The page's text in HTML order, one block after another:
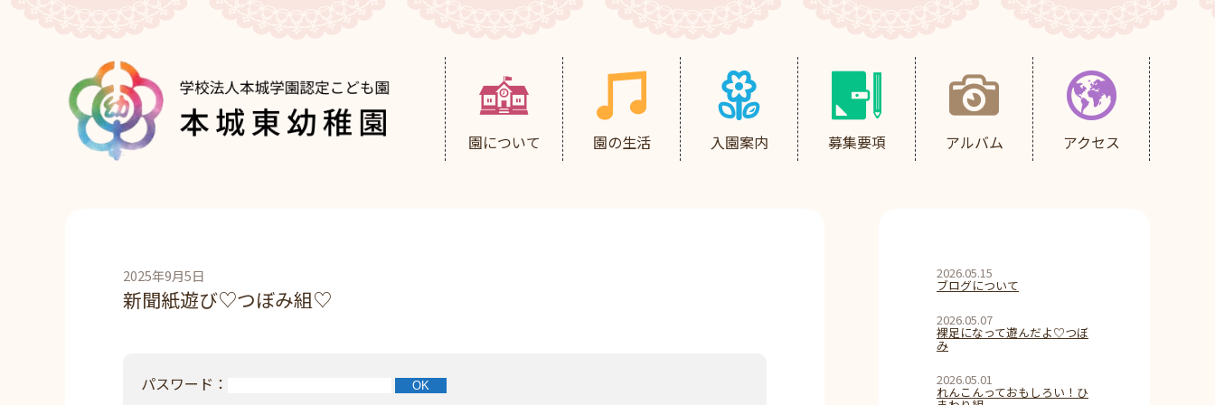
園について 園の生活 入園案内 募集要項 アルバム アクセス
2025年9月5日
新聞紙遊び♡つぼみ組♡
パスワード：
2026.05.15
ブログについて
2026.05.07
裸足になって遊んだよ♡つぼ
み
2026.05.01
れんこんっておもしろい！ひ